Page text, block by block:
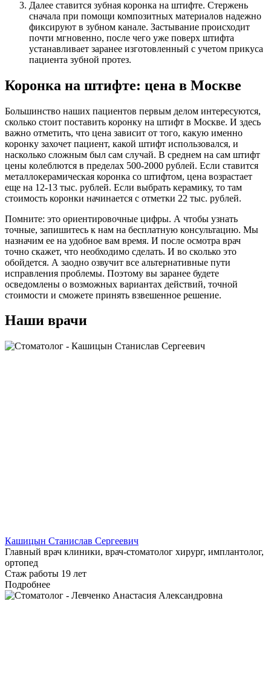
Далее ставится зубная коронка на штифте. Стержень
сначала при помощи композитных материалов надежно
фиксируют в зубном канале. Застывание происходит
почти мгновенно, после чего уже поверх штифта
устанавливает заранее изготовленный с учетом прикуса
пациента зубной протез.
Коронка на штифте: цена в Москве
Большинство наших пациентов первым делом интересуются,
сколько стоит поставить коронку на штифт в Москве. И здесь
важно отметить, что цена зависит от того, какую именно
коронку захочет пациент, какой штифт использовался, и
насколько сложным был сам случай. В среднем на сам штифт
цены колеблются в пределах 500-2000 рублей. Если ставится
металлокерамическая коронка со штифтом, цена возрастает
еще на 12-13 тыс. рублей. Если выбрать керамику, то там
стоимость коронки начинается с отметки 22 тыс. рублей.
Помните: это ориентировочные цифры. А чтобы узнать
точные, запишитесь к нам на бесплатную консультацию. Мы
назначим ее на удобное вам время. И после осмотра врач
точно скажет, что необходимо сделать. И во сколько это
обойдется. А заодно озвучит все альтернативные пути
исправления проблемы. Поэтому вы заранее будете
осведомлены о возможных вариантах действий, точной
стоимости и сможете принять взвешенное решение.
Наши врачи
Кашицын Станислав Сергеевич
Главный врач клиники, врач-стоматолог хирург, имплантолог,
ортопед
Стаж работы 19 лет
Подробнее